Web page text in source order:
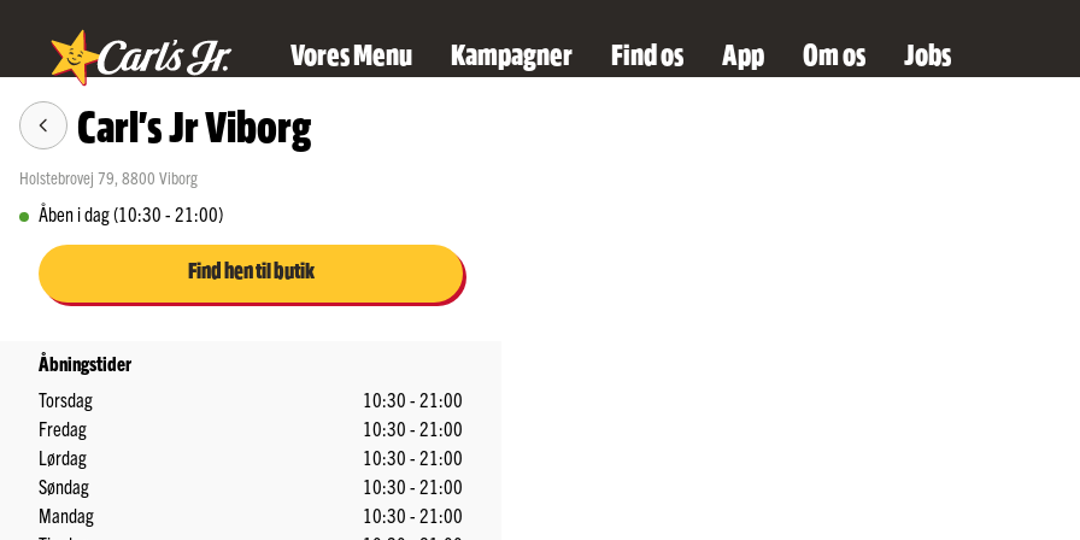
Vores Menu Kampagner Find os App Om os Jobs
Carl's Jr Viborg
Holstebrovej 79, 8800 Viborg
Åben i dag (10:30 - 21:00)
Find hen til butik
Åbningstider
Torsdag
10:30 - 21:00
Fredag
10:30 - 21:00
Lørdag
10:30 - 21:00
Søndag
10:30 - 21:00
Mandag
10:30 - 21:00